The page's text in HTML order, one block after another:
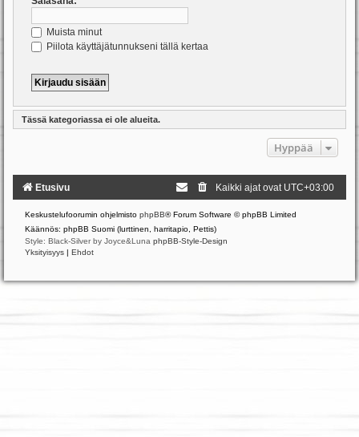
Muista minut
Piilota käyttäjätunnukseni tällä kertaa
Tässä kategoriassa ei ole alueita.
Hyppää
Etusivu Kaikki ajat ovat UTC+03:00
Keskustelufoorumin ohjelmisto phpBB® Forum Software © phpBB Limited
Käännös: phpBB Suomi (lurttinen, harritapio, Pettis)
Style: Black-Silver by Joyce&Luna phpBB-Style-Design
Yksityisyys | Ehdot